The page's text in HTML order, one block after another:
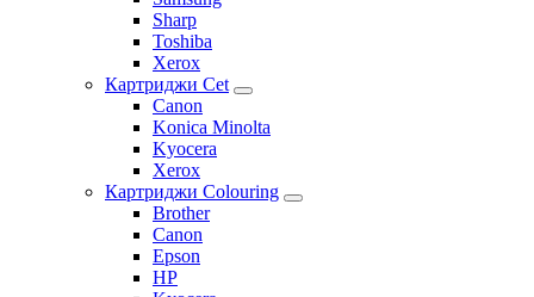
Sharp
Toshiba
Xerox
Картриджи Cet
Canon
Konica Minolta
Kyocera
Xerox
Картриджи Colouring
Brother
Canon
Epson
HP